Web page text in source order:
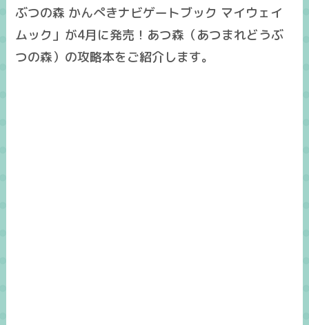
ぶつの森 かんぺきナビゲートブック マイウェイ
ムック」が4月に発売！あつ森（あつまれどうぶ
つの森）の攻略本をご紹介します。